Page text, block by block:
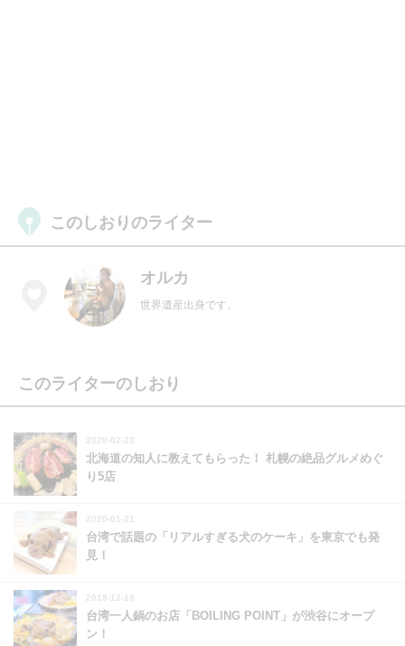
このしおりのライター
オルカ
世界遺産出身です。
このライターのしおり
2020-02-23
北海道の知人に教えてもらった！ 札幌の絶品グルメめぐ
り5店
2020-01-21
台湾で話題の「リアルすぎる犬のケーキ」を東京でも発
見！
2019-12-18
台湾一人鍋のお店「BOILING POINT」が渋谷にオープ
ン！